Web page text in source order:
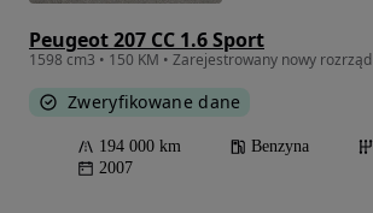
Peugeot 207 CC 1.6 Sport
1598 cm3 • 150 KM • Zarejestrowany nowy rozrząd
Zweryfikowane dane
194 000 km Benzyna
2007